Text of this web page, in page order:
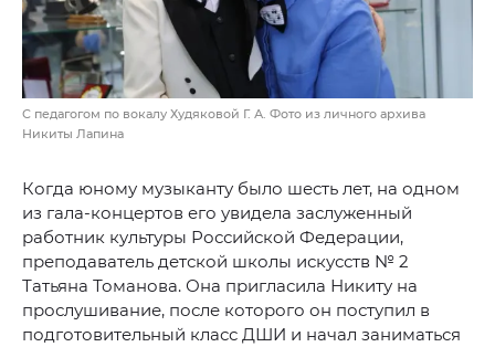
С педагогом по вокалу Худяковой Г. А. Фото из личного архива
Никиты Лапина
Когда юному музыканту было шесть лет, на одном
из гала-концертов его увидела заслуженный
работник культуры Российской Федерации,
преподаватель детской школы искусств № 2
Татьяна Томанова. Она пригласила Никиту на
прослушивание, после которого он поступил в
подготовительный класс ДШИ и начал заниматься